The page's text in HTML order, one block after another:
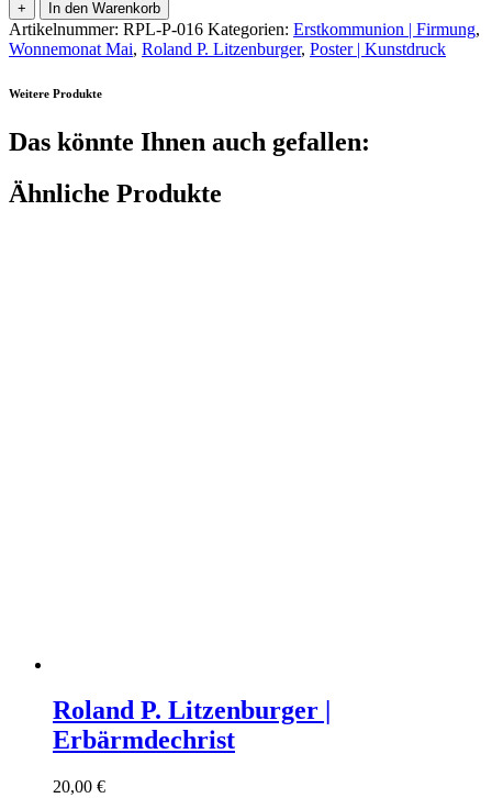
+ In den Warenkorb
Artikelnummer: RPL-P-016 Kategorien: Erstkommunion | Firmung,
Wonnemonat Mai, Roland P. Litzenburger, Poster | Kunstdruck
Weitere Produkte
Das könnte Ihnen auch gefallen:
Ähnliche Produkte
Roland P. Litzenburger |
Erbärmdechrist
20,00 €